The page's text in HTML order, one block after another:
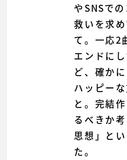
やSNSで
救いを求
て。一応2
エンドに
ど、確か
ハッピー
と。完結
るべきか
思想」と
た。